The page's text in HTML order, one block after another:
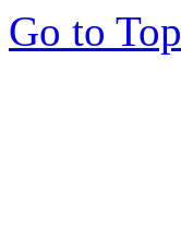
Go to Top